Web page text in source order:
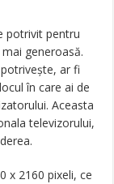
potrivit pentru
generoasă.
ar fi
în care ai de
Aceasta
televizorului,
x 2160 pixeli, ce